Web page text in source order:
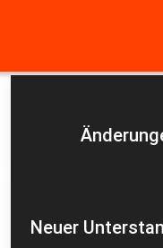
Neuer